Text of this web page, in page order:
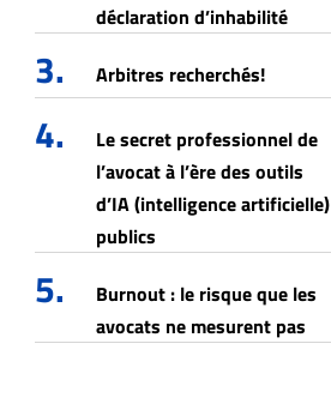
déclaration d’inhabilité
3. Arbitres recherchés!
4.
Le secret professionnel de
l’avocat à l’ère des outils
d’IA (intelligence artificielle)
publics
5.
Burnout : le risque que les
avocats ne mesurent pas